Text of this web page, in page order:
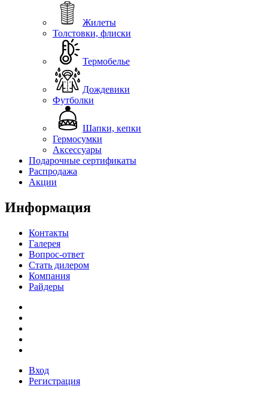
Жилеты
Толстовки, флиски
Термобелье
Дождевики
Футболки
Шапки, кепки
Гермосумки
Аксессуары
Подарочные сертификаты
Распродажа
Акции
Информация
Контакты
Галерея
Вопрос-ответ
Стать дилером
Компания
Райдеры
Вход
Регистрация